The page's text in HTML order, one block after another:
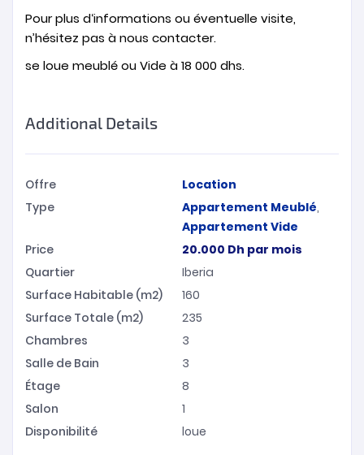
Pour plus d‘informations ou éventuelle visite,
n’hésitez pas à nous contacter.
se loue meublé ou Vide à 18 000 dhs.
Additional Details
Offre
Location
Type
Appartement Meublé,
Appartement Vide
Price
20.000 Dh par mois
Quartier
Iberia
Surface Habitable (m2)
160
Surface Totale (m2)
235
Chambres
3
Salle de Bain
3
Étage
8
Salon
1
Disponibilité
loue